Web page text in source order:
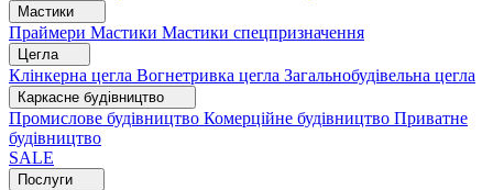
Мастики
Праймери Мастики Мастики спецпризначення
Цегла
Клінкерна цегла Вогнетривка цегла Загальнобудівельна цегла
Каркасне будівництво
Промислове будівництво Комерційне будівництво Приватне
будівництво
SALE
Послуги